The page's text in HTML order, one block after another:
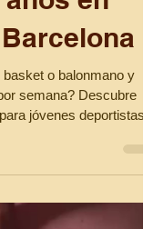
para
años en